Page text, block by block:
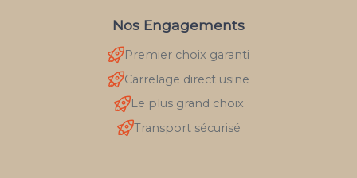
Nos Engagements
Premier choix garanti
Carrelage direct usine
Le plus grand choix
Transport sécurisé